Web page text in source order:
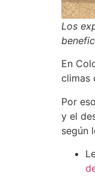
Los
En
climas
Por
y el
según